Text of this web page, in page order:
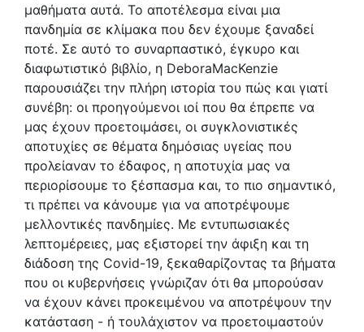
μαθήματα αυτά. Το αποτέλεσμα είναι μια
πανδημία σε κλίμακα που δεν έχουμε ξαναδεί
ποτέ. Σε αυτό το συναρπαστικό, έγκυρο και
διαφωτιστικό βιβλίο, η DeboraMacKenzie
παρουσιάζει την πλήρη ιστορία του πώς και γιατί
συνέβη: οι προηγούμενοι ιοί που θα έπρεπε να
μας έχουν προετοιμάσει, οι συγκλονιστικές
αποτυχίες σε θέματα δημόσιας υγείας που
προλείαναν το έδαφος, η αποτυχία μας να
περιορίσουμε το ξέσπασμα και, το πιο σημαντικό,
τι πρέπει να κάνουμε για να αποτρέψουμε
μελλοντικές πανδημίες. Με εντυπωσιακές
λεπτομέρειες, μας εξιστορεί την άφιξη και τη
διάδοση της Covid-19, ξεκαθαρίζοντας τα βήματα
που οι κυβερνήσεις γνώριζαν ότι θα μπορούσαν
να έχουν κάνει προκειμένου να αποτρέψουν την
κατάσταση - ή τουλάχιστον να προετοιμαστούν